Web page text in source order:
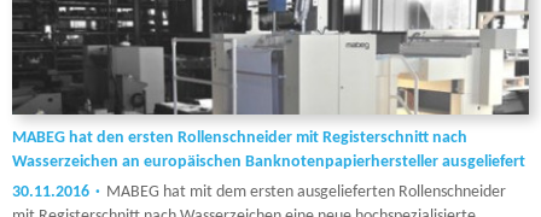
MABEG hat den ersten Rollenschneider mit Registerschnitt nach
Wasserzeichen an europäischen Banknotenpapierhersteller ausgeliefert
30.11.2016
MABEG hat mit dem ersten ausgelieferten Rollenschneider